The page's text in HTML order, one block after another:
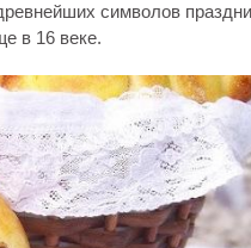
символов
в 16 веке.